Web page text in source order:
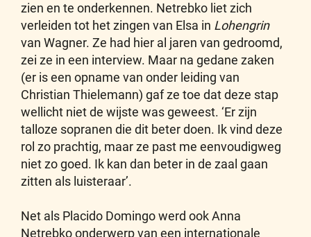
zien en te onderkennen. Netrebko liet zich
verleiden tot het zingen van Elsa in Lohengrin
van Wagner. Ze had hier al jaren van gedroomd,
zei ze in een interview. Maar na gedane zaken
(er is een opname van onder leiding van
Christian Thielemann) gaf ze toe dat deze stap
wellicht niet de wijste was geweest. ‘Er zijn
talloze sopranen die dit beter doen. Ik vind deze
rol zo prachtig, maar ze past me eenvoudigweg
niet zo goed. Ik kan dan beter in de zaal gaan
zitten als luisteraar’.
Net als Placido Domingo werd ook Anna
Netrebko onderwerp van een internationale